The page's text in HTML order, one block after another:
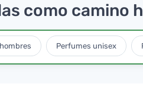
como camino
Perfumes unisex